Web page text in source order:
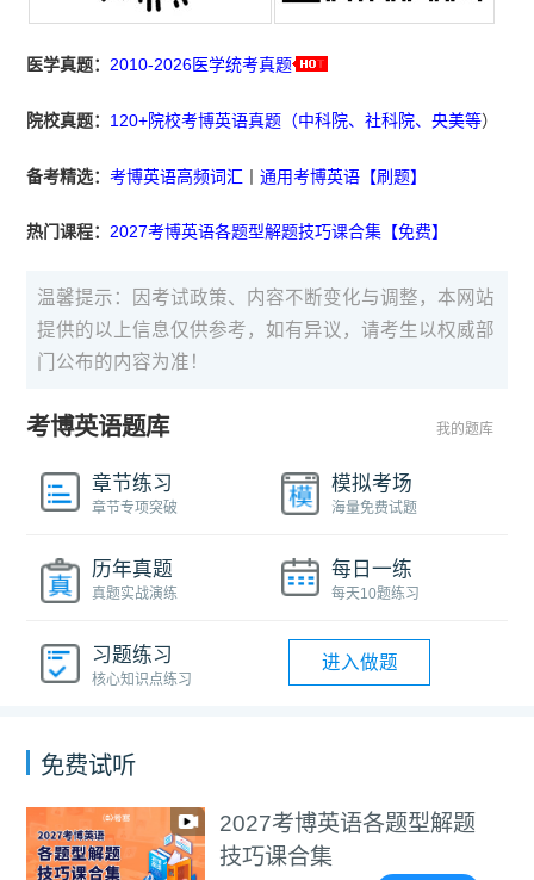
医学真题： 2010-2026医学统考真题
院校真题： 120+院校考博英语真题（中科院、社科院、央美等）
备考精选：考博英语高频词汇 丨通用考博英语【刷题】
热门课程：2027考博英语各题型解题技巧课合集【免费】
温馨提示：因考试政策、内容不断变化与调整，本网站
提供的以上信息仅供参考，如有异议，请考生以权威部
门公布的内容为准！
考博英语题库 我的题库
章节练习
章节专项突破
模拟考场
海量免费试题
历年真题
真题实战演练
每日一练
每天10题练习
习题练习
核心知识点练习
进入做题
免费试听
型解题
医学考博